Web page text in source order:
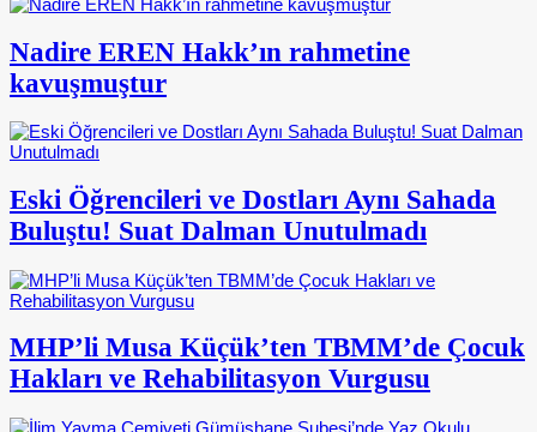
Nadire EREN Hakk’ın rahmetine
kavuşmuştur
Eski Öğrencileri ve Dostları Aynı Sahada
Buluştu! Suat Dalman Unutulmadı
MHP’li Musa Küçük’ten TBMM’de Çocuk
Hakları ve Rehabilitasyon Vurgusu